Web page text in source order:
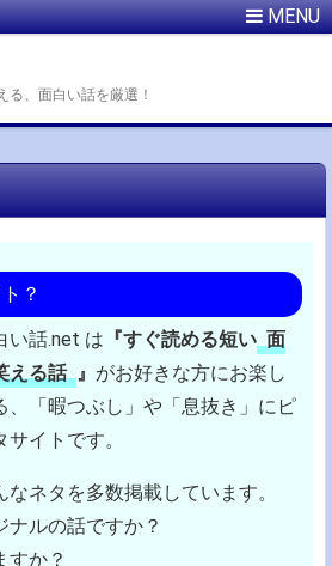
る、面白い話を厳選！
？
い話.net は 『すぐ読める短い 面
える話 』 がお好きな方にお楽し
、「暇つぶし」や「息抜き」にピ
イトです。
なネタを多数掲載しています。
ナルの話ですか？
すか？